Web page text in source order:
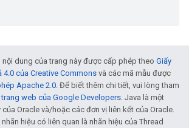
dung của trang này được cấp phép theo Giấy
của Creative Commons và các mã mẫu được
Apache 2.0. Để biết thêm chi tiết, vui lòng tham
trang web của Google Developers. Java là một
Oracle và/hoặc các đơn vị liên kết của Oracle.
nhãn hiệu có liên quan là nhãn hiệu của Thread